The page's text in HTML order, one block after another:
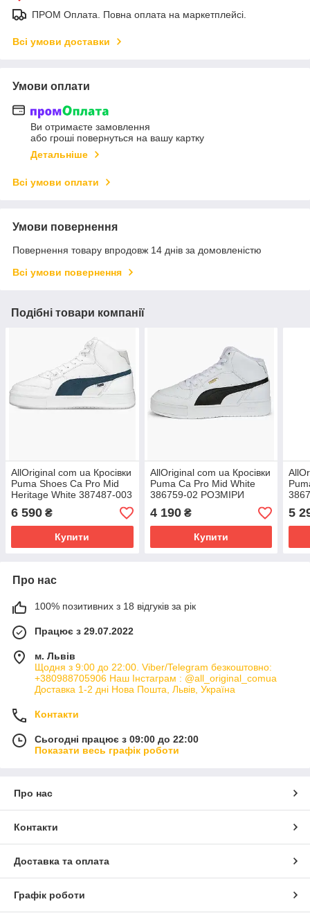
ПРОМ Оплата. Повна оплата на маркетплейсі.
Всі умови доставки
Умови оплати
Ви отримаєте замовлення
або гроші повернуться на вашу картку
Детальніше
Всі умови оплати
Умови повернення
Повернення товару впродовж 14 днів за домовленістю
Всі умови повернення
Подібні товари компанії
AllOriginal com ua Кросівки
Puma Shoes Ca Pro Mid
Heritage White 387487-003
РОЗМІРИ ЗАПИТУЙТЕ
6 590 ₴
Купити
AllOriginal com ua Кросівки
Puma Ca Pro Mid White
386759-02 РОЗМІРИ
ЗАПИТУЙТЕ
4 190₴
Купити
5
Про нас
100% позитивних з 18 відгуків за рік
Працює з 29.07.2022
м. Львів
Щодня з 9:00 до 22:00. Viber/Telegram безкоштовно:
+380988705906 Наш Інстаграм : @all_original_comua
Доставка 1-2 дні Нова Пошта, Львів, Україна
Контакти
Сьогодні працює з 09:00 до 22:00
Показати весь графік роботи
Про нас
Контакти
Доставка та оплата
Графік роботи